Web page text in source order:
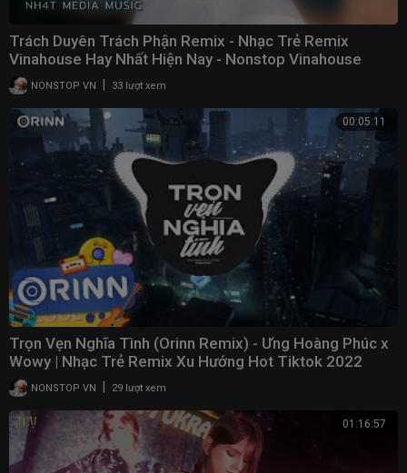
Trách Duyên Trách Phận Remix - Nhạc Trẻ Remix
Vinahouse Hay Nhất Hiện Nay - Nonstop Vinahouse
2023NONSTOP VN 33 lượt xem
00:05:11
Trọn Vẹn Nghĩa Tình (Orinn Remix) - Ưng Hoàng Phúc x
Wowy | Nhạc Trẻ Remix Xu Hướng Hot Tiktok 2022
NONSTOP VN 29 lượt xem
01:16:57